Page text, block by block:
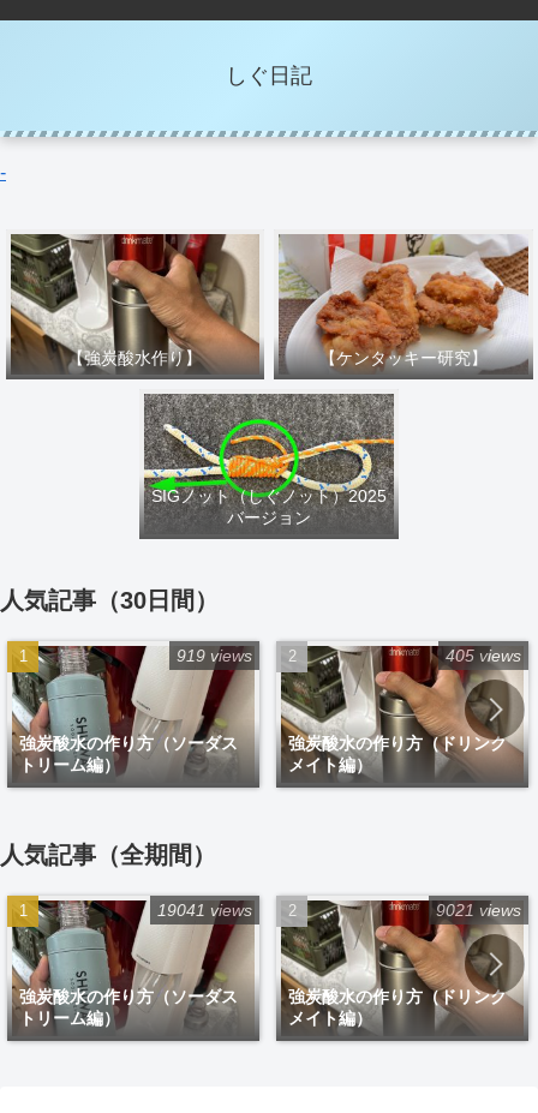
しぐ日記
-
【強炭酸水作り】 【ケンタッキー研究】
SIGノット（しぐノット）2025
バージョン
人気記事（30日間）
強炭酸水の作り方（ソーダス
トリーム編）
919 views
強炭酸水の作り方（ドリンク
メイト編）
405 views
人気記事（全期間）
強炭酸水の作り方（ソーダス
トリーム編）
19041 views
強炭酸水の作り方（ドリンク
メイト編）
9021 views